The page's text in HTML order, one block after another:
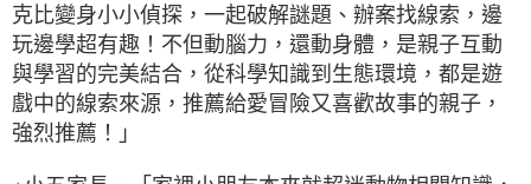
克比變身小小偵探，一起破解謎題、辦案找線索，邊
玩邊學超有趣！不但動腦力，還動身體，是親子互動
與學習的完美結合，從科學知識到生態環境，都是遊
戲中的線索來源，推薦給愛冒險又喜歡故事的親子，
強烈推薦！」